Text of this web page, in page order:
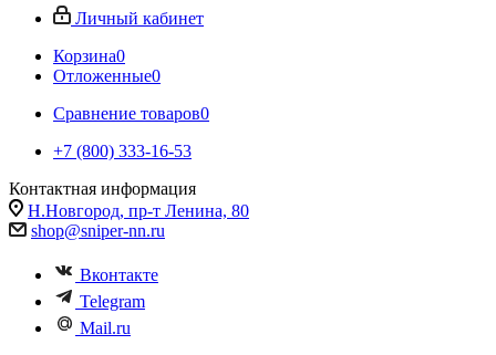
Личный кабинет
Корзина0
Отложенные0
Сравнение товаров0
+7 (800) 333-16-53
Контактная информация
Н.Новгород, пр-т Ленина, 80
shop@sniper-nn.ru
Вконтакте
Telegram
Mail.ru